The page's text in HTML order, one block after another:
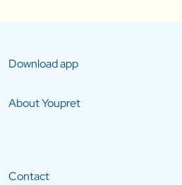
Download app
About Youpret
Contact